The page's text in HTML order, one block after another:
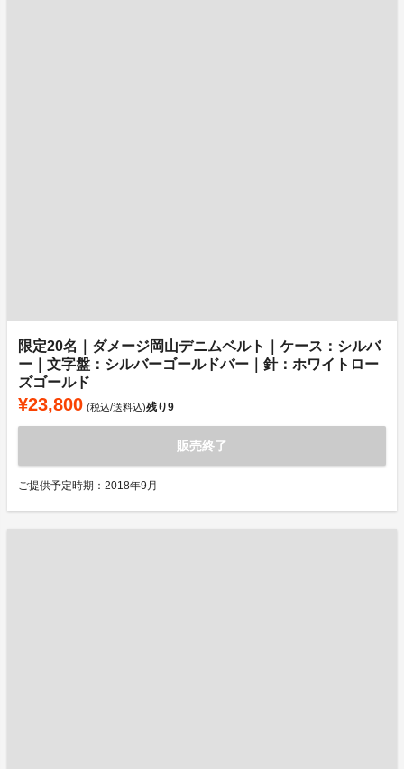
限定20名｜ダメージ岡山デニムベルト｜ケース：シルバ
ー｜文字盤：シルバーゴールドバー｜針：ホワイトロー
ズゴールド
¥23,800 (税込/送料込)残り9
販売終了
ご提供予定時期：2018年9月